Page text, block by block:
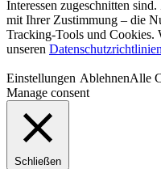
Interessen zugeschnitten
mit Ihrer Zustimmung – die
Tracking-Tools und Cookies.
unseren Datenschutzrichtlinien
Einstellungen AblehnenAlle
Manage consent
Schließen